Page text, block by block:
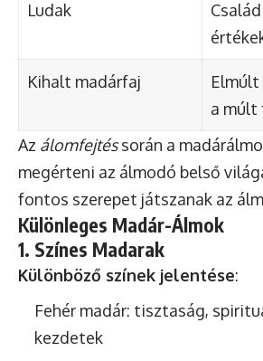
Ludak
Kihalt madárfaj
a múlt
Az álomfejtéssorán a
megérteni az álmodó belső
fontos szerepet játszanak az
Különleges Madár-Álmok
1. Színes Madarak
Különböző színek jelentése:
Fehér madár: tisztaság,
kezdetek